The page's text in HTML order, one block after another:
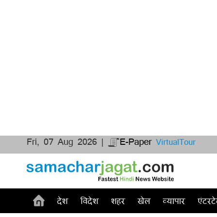
Fri, 07 Aug 2026 | E-Paper VirtualTour
देश विदेश शहर खेल व्यापार